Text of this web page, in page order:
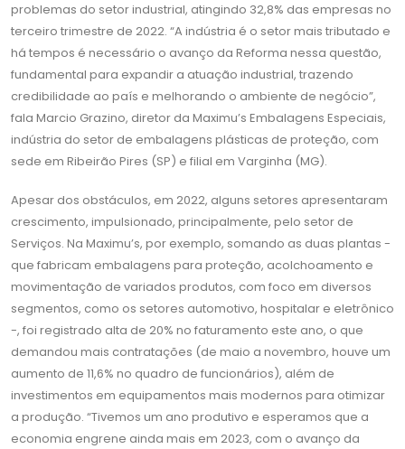
problemas do setor industrial, atingindo 32,8% das empresas no
terceiro trimestre de 2022. “A indústria é o setor mais tributado e
há tempos é necessário o avanço da Reforma nessa questão,
fundamental para expandir a atuação industrial, trazendo
credibilidade ao país e melhorando o ambiente de negócio”,
fala Marcio Grazino, diretor da Maximu’s Embalagens Especiais,
indústria do setor de embalagens plásticas de proteção, com
sede em Ribeirão Pires (SP) e filial em Varginha (MG).
Apesar dos obstáculos, em 2022, alguns setores apresentaram
crescimento, impulsionado, principalmente, pelo setor de
Serviços. Na Maximu’s, por exemplo, somando as duas plantas -
que fabricam embalagens para proteção, acolchoamento e
movimentação de variados produtos, com foco em diversos
segmentos, como os setores automotivo, hospitalar e eletrônico
-, foi registrado alta de 20% no faturamento este ano, o que
demandou mais contratações (de maio a novembro, houve um
aumento de 11,6% no quadro de funcionários), além de
investimentos em equipamentos mais modernos para otimizar
a produção. “Tivemos um ano produtivo e esperamos que a
economia engrene ainda mais em 2023, com o avanço da